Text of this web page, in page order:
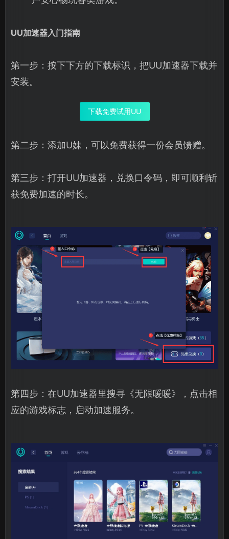
UU加速器入门指南
第一步：按下下方的下载标识，把UU加速器下载并
安装。
下载免费试用UU
第二步：添加U妹，可以免费获得一份会员馈赠。
第三步：打开UU加速器，兑换口令码，即可顺利斩
获免费加速的时长。
第四步：在UU加速器里搜寻《无限暖暖》，点击相
应的游戏标志，启动加速服务。